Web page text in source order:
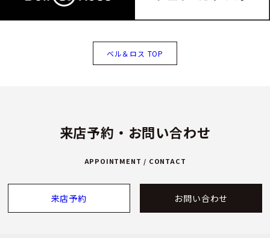
ベル＆ロス TOP
来店予約・お問い合わせ
APPOINTMENT / CONTACT
来店予約 お問い合わせ